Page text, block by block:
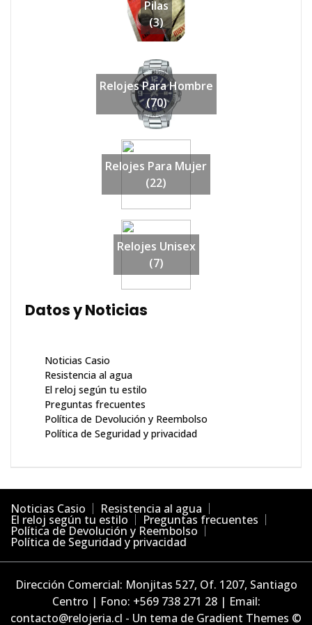
Pilas
(3)
Relojes Para Hombre
(70)
Relojes Para Mujer
(22)
Relojes Unisex
(7)
Datos y Noticias
Noticias Casio
Resistencia al agua
El reloj según tu estilo
Preguntas frecuentes
Política de Devolución y Reembolso
Política de Seguridad y privacidad
Noticias Casio Resistencia al agua
El reloj según tu estilo Preguntas frecuentes
Política de Devolución y Reembolso
Política de Seguridad y privacidad
Dirección Comercial: Monjitas 527, Of. 1207, Santiago
Centro | Fono: +569 738 271 28 | Email:
contacto@relojeria.cl - Un tema de Gradient Themes ©